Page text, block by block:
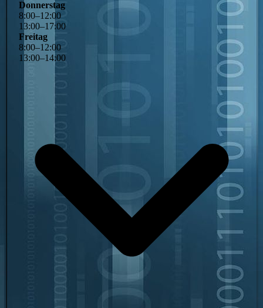
Donnerstag
8:00–12:00
13:00–17:00
Freitag
8:00–12:00
13:00–14:00